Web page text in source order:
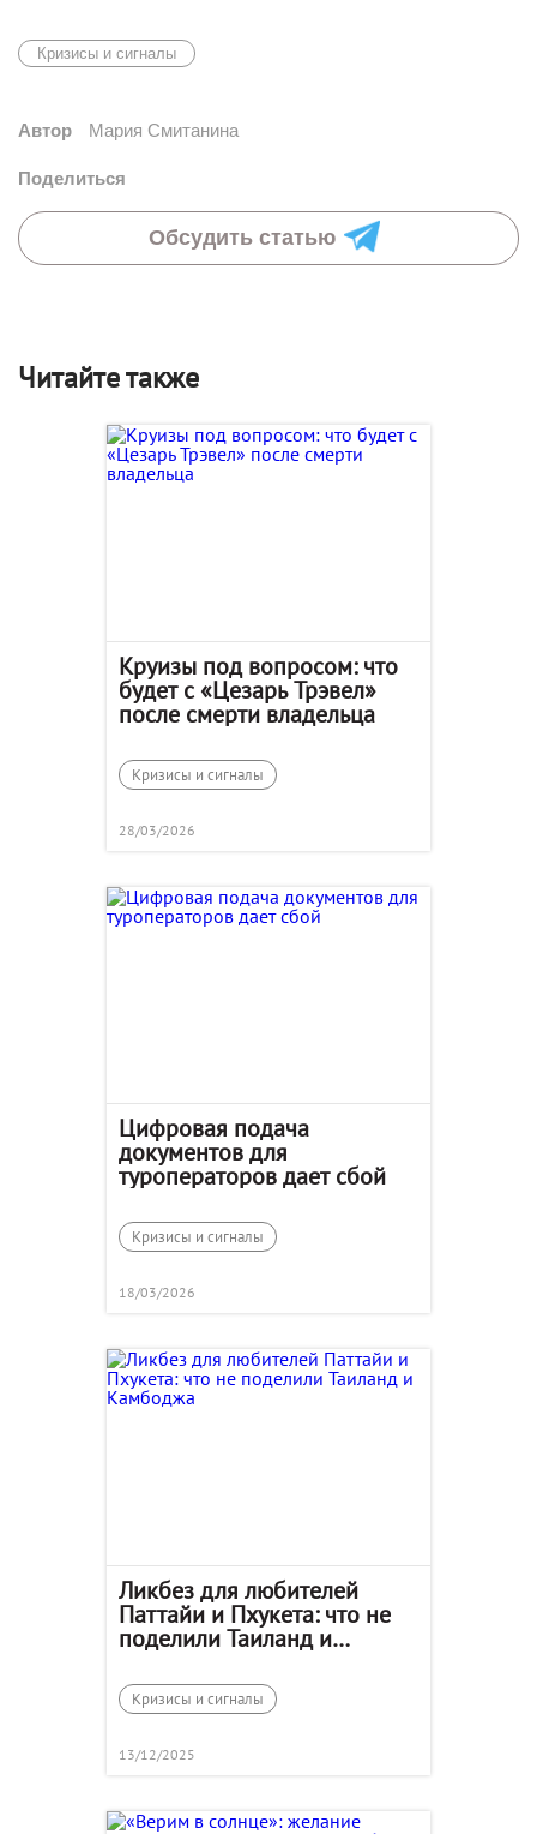
Кризисы и сигналы
Автор Мария Смитанина
Поделиться
Обсудить статью
Читайте также
Круизы под вопросом: что
будет с «Цезарь Трэвел»
после смерти владельца
Кризисы и сигналы
28/03/2026
Цифровая подача
документов для
туроператоров дает сбой
Кризисы и сигналы
18/03/2026
Ликбез для любителей
Паттайи и Пхукета: что не
поделили Таиланд и
Кризисы и сигналы
13/12/2025